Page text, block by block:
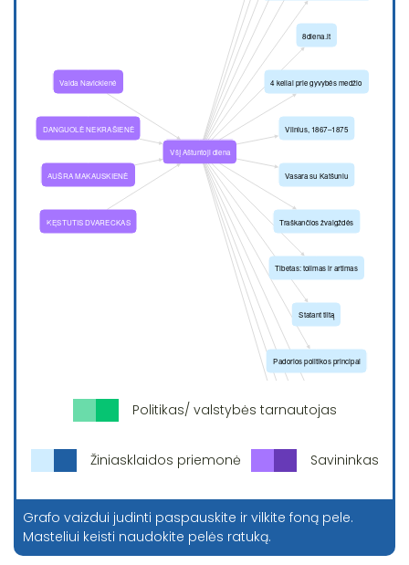
Politikas/ valstybės tarnautojas
Žiniasklaidos priemonė Savininkas
Grafo vaizdui judinti paspauskite ir vilkite foną pele.
Masteliui keisti naudokite pelės ratuką.